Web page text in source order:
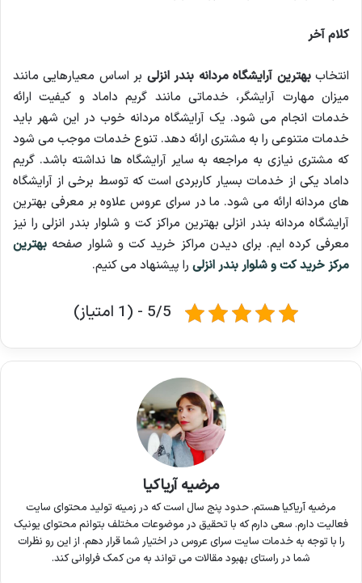
کلام آخر
انتخاببهترین آرایشگاه مردانه بندر انزلی بر اساس معیارهایی مانند
میزان مهارت آرایشگر، خدماتی مانند گریم داماد و کیفیت ارائه
خدمات انجام می شود. یک آرایشگاه مردانه خوب در این شهر باید
خدمات متنوعی را به مشتری ارائه دهد. تنوع خدمات موجب می شود
که مشتری نیازی به مراجعه به سایر آرایشگاه ها نداشته باشد. گریم
داماد یکی از خدمات بسیار کاربردی است که توسط برخی از آرایشگاه
های مردانه ارائه می شود. ما در سرای عروس علاوه بر معرفی بهترین
آرایشگاه مردانه بندر انزلی بهترین مراکز کت و شلوار بندر انزلی را نیز
معرفی کرده ایم. برای دیدن مراکز خرید کت و شلوار صفحه بهترین
مرکز خرید کت و شلوار بندر انزلی را پیشنهاد می کنیم.
5/5 - (1 امتیاز)
مرضیه آریاکیا
مرضیه آریاکیا هستم. حدود پنج سال است که در زمینه تولید محتوای سایت
فعالیت دارم. سعی دارم که با تحقیق در موضوعات مختلف بتوانم محتوای یونیک
را با توجه به خدمات سایت سرای عروس در اختیار شما قرار دهم. از این رو نظرات
شما در راستای بهبود مقالات می تواند به من کمک فراوانی کند.